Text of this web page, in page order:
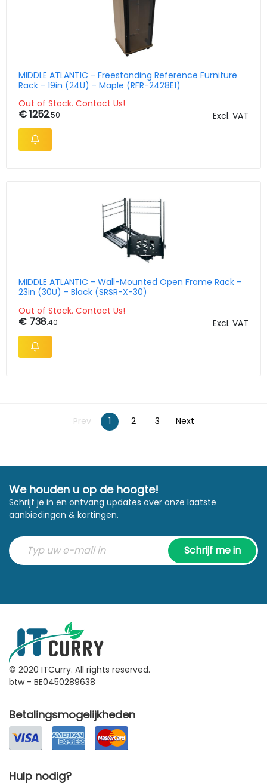
MIDDLE ATLANTIC - Freestanding Reference Furniture
Rack - 19in (24U) - Maple (RFR-2428E1)
Out of Stock. Contact Us!
€ 1252.50 Excl. VAT
MIDDLE ATLANTIC - Wall-Mounted Open Frame Rack -
23in (30U) - Black (SRSR-X-30)
Out of Stock. Contact Us!
€ 738.40 Excl. VAT
Prev 1 2 3 Next
We houden u op de hoogte!
Schrijf je in en ontvang updates over onze laatste
aanbiedingen & kortingen.
Schrijf me in
© 2020 ITCurry. All rights reserved.
btw - BE0450289638
Betalingsmogelijkheden
Hulp nodig?